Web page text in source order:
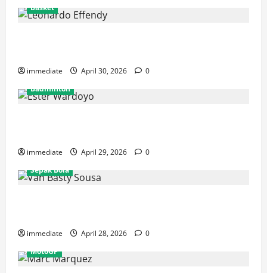
Basket
immediate April 30, 2026
0
Badminton
immediate April 29, 2026
0
Sepak Bola
immediate April 28, 2026
0
MotoGP